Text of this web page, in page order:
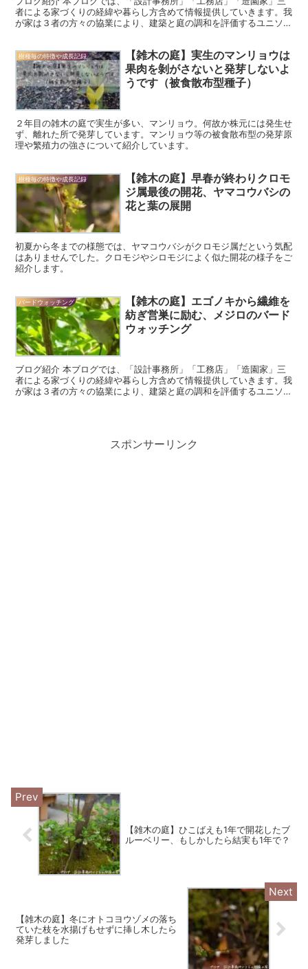
者による家づくりの経緯や暮らし方含めて情報提供していきます。我
が家は３者の方々の協業により、建築と庭の調和を評価するユニソン
樹種毎の特徴や成長記録
【雑木の庭】実生のマンリョウは
果肉を剝がさないと発芽しないよ
うです（被食散布型種子）
２年目の雑木の庭で実生が多い、マンリョウ。何故か株元には発生せ
ず、離れた所で発芽しています。マンリョウ等の被食散布型の発芽原
理や繁殖力の強さについて紹介しています。
樹種毎の特徴や成長記録
【雑木の庭】早春が終わりクロモ
ジ属最後の開花、ヤマコウバシの
花と葉の展開
初夏から冬までの様態では、ヤマコウバシがクロモジ属だという気配
はありませんでした。クロモジやシロモジによく似た開花の様子をご
紹介します。
バードウォッチング
【雑木の庭】エゴノキから繊維を
紡ぎ営巣に励む、メジロのバード
ウォッチング
ブログ紹介 本ブログでは、「設計事務所」「工務店」「造園家」三
者による家づくりの経緯や暮らし方含めて情報提供していきます。我
が家は３者の方々の協業により、建築と庭の調和を評価するユニソン
スポンサーリンク
【雑木の庭】ひこばえも1年で開花したブ
ルーベリー、もしかしたら結実も1年で？
【雑木の庭】冬にオトコヨウゾメの落ち
ていた枝を水揚げもせずに挿し木したら
発芽しました